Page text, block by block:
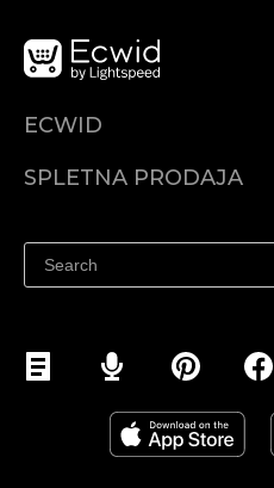
ECWID
SPLETNA PRODAJA
Prodaja na Instagramu